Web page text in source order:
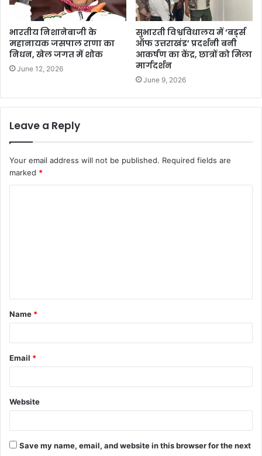
भारतीय निशानेबाजी के
महानायक जसपाल राणा का
निधन, खेल जगत में शोक
June 12, 2026
सुभारती विश्वविधालय में ‘बर्ड्स
ऑफ उत्तराखंड’ प्रदर्शनी बनी
आकर्षण का केंद्र, छात्रों को मिला
मार्गदर्शन
June 9, 2026
Leave a Reply
Your email address will not be published. Required fields are
marked *
t
*
Name *
Email *
Website
Save my name, email, and website in this browser for the next